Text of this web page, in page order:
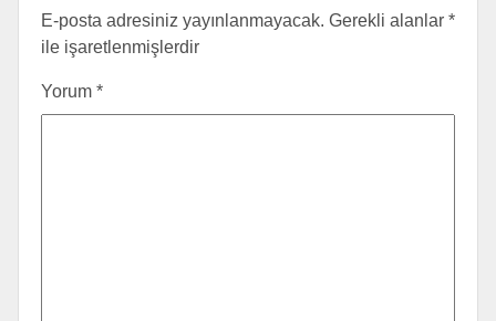
E-posta adresiniz yayınlanmayacak. Gerekli alanlar *
ile işaretlenmişlerdir
Yorum *